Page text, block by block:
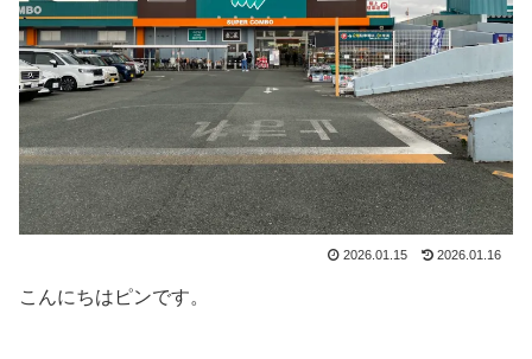
2026.01.15 2026.01.16
こんにちはピンです。